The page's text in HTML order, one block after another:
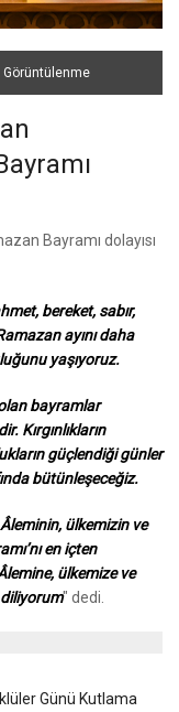
Görüntülenme
Bayramı dolayısı
bereket, sabır,
ayını daha
yaşıyoruz.
bayramlar
Kırgınlıkların
güçlendiği günler
bütünleşeceğiz.
ülkemizin ve
en içten
ülkemize ve
diliyorum" dedi.
Günü Kutlama